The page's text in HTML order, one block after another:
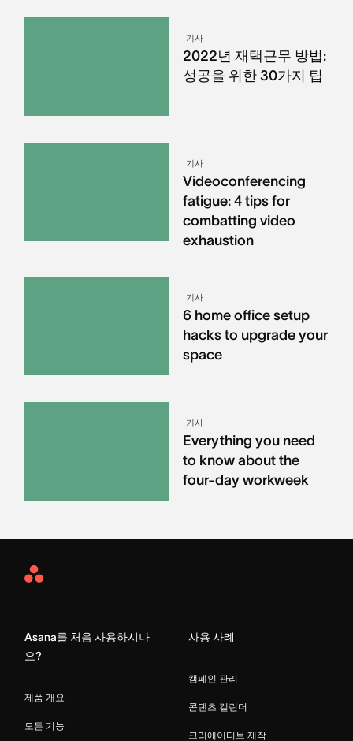
기사
2022년 재택근무 방법:
성공을 위한 30가지 팁
기사
Videoconferencing
fatigue: 4 tips for
combatting video
exhaustion
기사
6 home office setup
hacks to upgrade your
space
기사
Everything you need
to know about the
four-day workweek
Asana
Asana를 처음 사용하시나
요?
제품 개요
모든 기능
사용 사례
캠페인 관리
콘텐츠 캘린더
크리에이티브 제작